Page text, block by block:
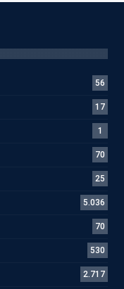
56
17
1
70
25
5.036
70
530
2.717